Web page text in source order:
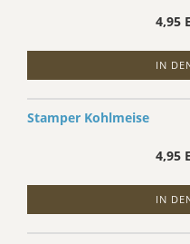
4,95
IN
Stamper Kohlmeise
4,95
IN